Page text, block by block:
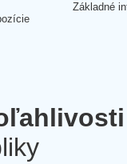
Základné